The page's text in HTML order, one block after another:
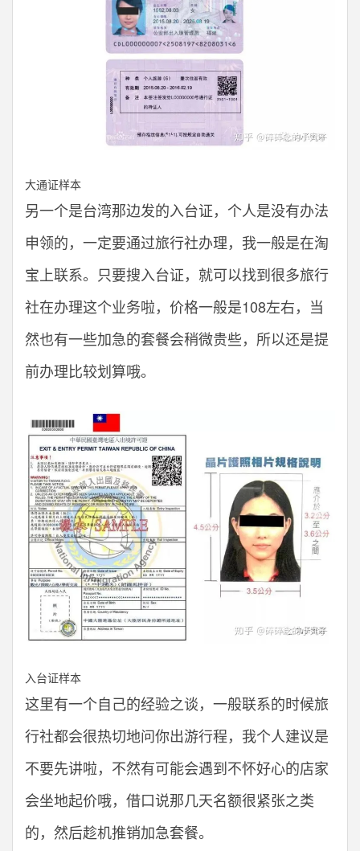
大通证样本
另一个是台湾那边发的入台证，个人是没有办法
申领的，一定要通过旅行社办理，我一般是在淘
宝上联系。只要搜入台证，就可以找到很多旅行
社在办理这个业务啦，价格一般是108左右，当
然也有一些加急的套餐会稍微贵些，所以还是提
前办理比较划算哦。
入台证样本
这里有一个自己的经验之谈，一般联系的时候旅
行社都会很热切地问你出游行程，我个人建议是
不要先讲啦，不然有可能会遇到不怀好心的店家
会坐地起价哦，借口说那几天名额很紧张之类
的，然后趁机推销加急套餐。